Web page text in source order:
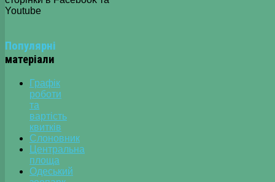
Youtube
Популярні
матеріали
Графік
роботи
та
вартість
квитків
Слоновник
Центральна
площа
Одеський